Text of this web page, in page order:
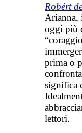
Robért
Arianna,
oggi più
prima o
significa
lettori.